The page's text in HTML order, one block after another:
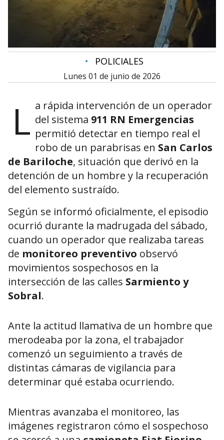
• POLICIALES
lunes 01 de junio de 2026
L a rápida intervención de un operador
del sistema 911 RN Emergencias
permitió detectar en tiempo real el
robo de un parabrisas en San Carlos
de Bariloche, situación que derivó en la
detención de un hombre y la recuperación
del elemento sustraído.
Según se informó oficialmente, el episodio
ocurrió durante la madrugada del sábado,
cuando un operador que realizaba tareas
de monitoreo preventivo observó
movimientos sospechosos en la
intersección de las calles Sarmiento y
Sobral.
Ante la actitud llamativa de un hombre que
merodeaba por la zona, el trabajador
comenzó un seguimiento a través de
distintas cámaras de vigilancia para
determinar qué estaba ocurriendo.
Mientras avanzaba el monitoreo, las
imágenes registraron cómo el sospechoso